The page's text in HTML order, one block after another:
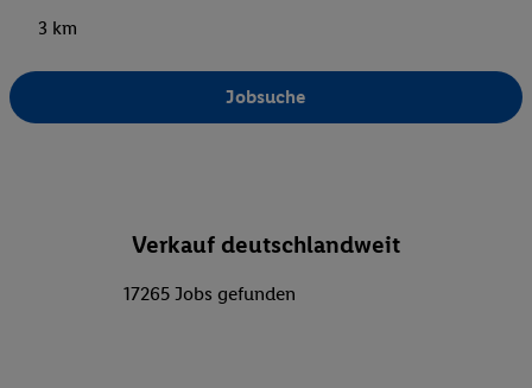
3 km
Jobsuche
Verkauf deutschlandweit
17265 Jobs gefunden